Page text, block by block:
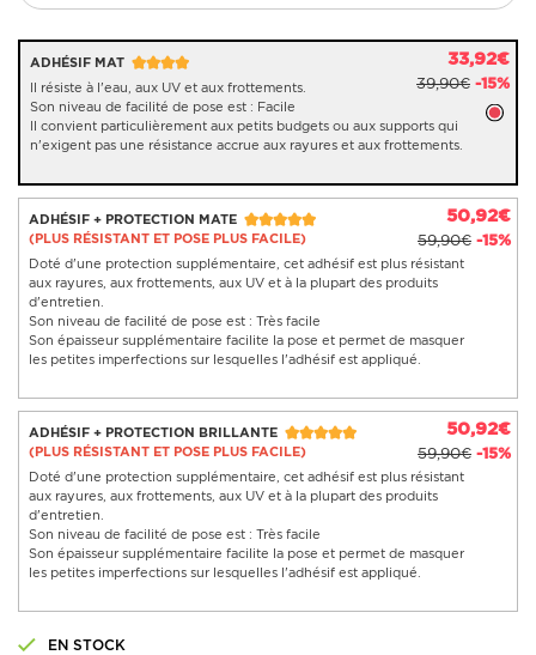
ADHÉSIF MAT 33,92€
39,90€ -15%
Il résiste à l'eau, aux UV et aux frottements.
Son niveau de facilité de pose est : Facile
Il convient particulièrement aux petits budgets ou aux supports qui
n'exigent pas une résistance accrue aux rayures et aux frottements.
ADHÉSIF + PROTECTION MATE
(PLUS RÉSISTANT ET POSE PLUS FACILE)
50,92€
59,90€ -15%
Doté d'une protection supplémentaire, cet adhésif est plus résistant
aux rayures, aux frottements, aux UV et à la plupart des produits
d'entretien.
Son niveau de facilité de pose est : Très facile
Son épaisseur supplémentaire facilite la pose et permet de masquer
les petites imperfections sur lesquelles l'adhésif est appliqué.
ADHÉSIF + PROTECTION BRILLANTE
(PLUS RÉSISTANT ET POSE PLUS FACILE)
50,92€
59,90€ -15%
Doté d'une protection supplémentaire, cet adhésif est plus résistant
aux rayures, aux frottements, aux UV et à la plupart des produits
d'entretien.
Son niveau de facilité de pose est : Très facile
Son épaisseur supplémentaire facilite la pose et permet de masquer
les petites imperfections sur lesquelles l'adhésif est appliqué.
EN STOCK